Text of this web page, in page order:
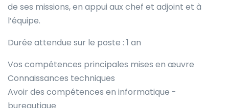
de ses missions, en appui aux chef et adjoint et à
l’équipe.
Durée attendue sur le poste : 1 an
Vos compétences principales mises en œuvre
Connaissances techniques
Avoir des compétences en informatique -
bureautique